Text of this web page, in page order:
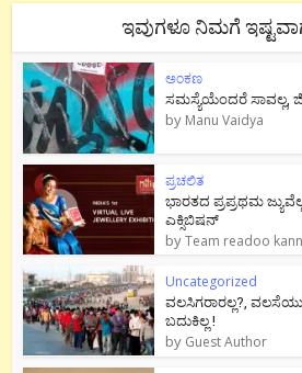
ಇವುಗಳೂ ನಿಮಗೆ
ಅಂಕಣ
ಸಮಸ್ಯೆಯೆಂದರೆ ಸಾವಲ್ಲ,
by Manu Vaidya
ಪ್ರಚಲಿತ
ಭಾರತದ ಪ್ರಪ್ರಥಮ
ಎಕ್ಸಿಬಿಷನ್
byTeam readoo
Uncategorized
ವಲಸಿಗರಾರಲ್ಲ?,
ಬದುಕಿಲ್ಲ !
by Guest Author